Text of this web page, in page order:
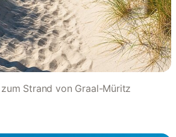
Strand von Graal-Müritz